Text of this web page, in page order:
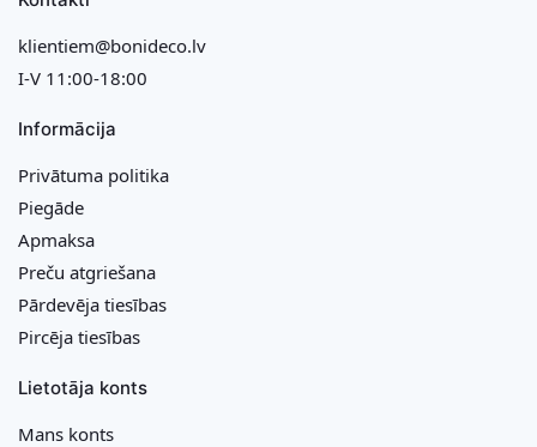
klientiem@bonideco.lv
I-V 11:00-18:00
Informācija
Privātuma politika
Piegāde
Apmaksa
Preču atgriešana
Pārdevēja tiesības
Pircēja tiesības
Lietotāja konts
Mans konts